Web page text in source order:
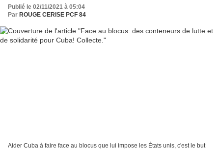
Publié le 02/11/2021 à 05:04
Par ROUGE CERISE PCF 84
Aider Cuba à faire face au blocus que lui impose les États unis, c'est le but